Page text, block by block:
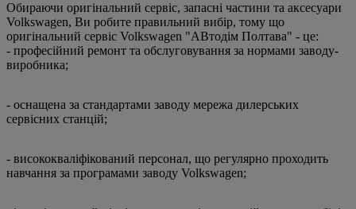
Обираючи оригінальний сервіс, запасні частини та аксесуари
Volkswagen, Ви робите правильний вибір, тому що
оригінальний сервіс Volkswagen "АВтодім Полтава" - це:
- професійний ремонт та обслуговування за нормами заводу-
виробника;
- оснащена за стандартами заводу мережа дилерських
сервісних станцій;
- висококваліфікований персонал, що регулярно проходить
навчання за програмами заводу Volkswagen;